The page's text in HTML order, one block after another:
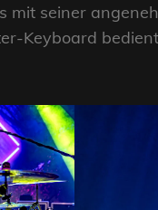
mit seiner
Keyboard